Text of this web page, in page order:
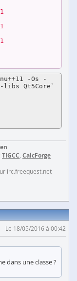
-Os -
Qt5Core`
TIGCC CalcForge
irc.freequest.net
Le 18/05/2016 à 00:42
dans une classe ?